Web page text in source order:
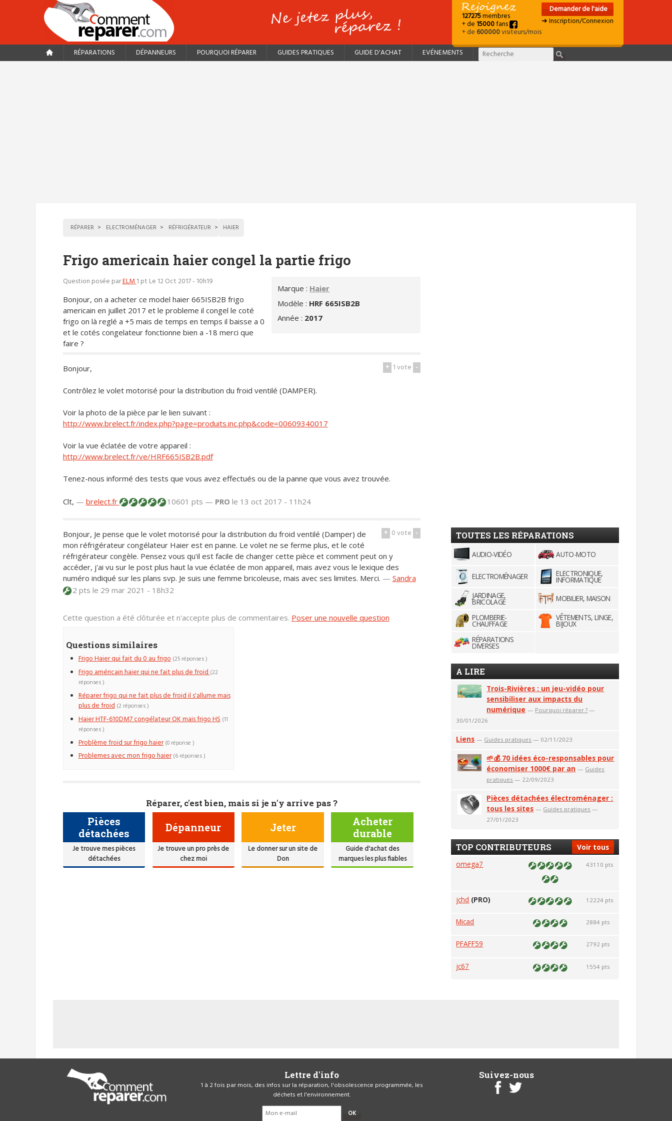
127275membres
+ de15000fans
+ de600000visiteurs/mois
Demander de l'aide
➜ Inscription/Connexion
RÉPARATIONS DÉPANNEURS POURQUOI RÉPARER GUIDES PRATIQUES GUIDE D'ACHAT EVÉNEMENTS
RÉPARER ELECTROMÉNAGER RÉFRIGÉRATEUR HAIER
Frigo americain haier congel la partie frigo
Marque : Haier
Modèle : HRF 665ISB2B
Année : 2017
Question posée parELM1 pt Le 12 Oct 2017 - 10h19
Bonjour, on a acheter ce model haier 665ISB2B frigo
americain en juillet 2017 et le probleme il congel le coté
frigo on là reglé a +5 mais de temps en temps il baisse a 0
et le cotés congelateur fonctionne bien a -18 merci que
faire ?
+ 1vote -
Bonjour,
Contrôlez le volet motorisé pour la distribution du froid ventilé (DAMPER).
Voir la photo de la pièce par le lien suivant :
http://www.brelect.fr/index.php?page=produits.inc.php&code=00609340017
Voir la vue éclatée de votre appareil :
http://www.brelect.fr/ve/HRF665ISB2B.pdf
Tenez-nous informé des tests que vous avez effectués ou de la panne que vous avez trouvée.
Clt, — brelect.fr 10601 pts — PRO le 13 oct 2017 - 11h24
+ 0vote -
Bonjour, Je pense que le volet motorisé pour la distribution du froid ventilé (Damper) de
mon réfrigérateur congélateur Haier est en panne. Le volet ne se ferme plus, et le coté
réfrigérateur congèle. Pensez vous qu'il est facile de changer cette pièce et comment peut on y
accéder, j'ai vu sur le post plus haut la vue éclatée de mon appareil, mais avez vous le lexique des
numéro indiqué sur les plans svp. Je suis une femme bricoleuse, mais avec ses limites. Merci. — Sandra
2 pts le 29 mar 2021 - 18h32
Cette question a été clôturée et n'accepte plus de commentaires. Poser une nouvelle question
Questions similaires
Frigo Haier qui fait du 0 au frigo (25 réponses )
Frigo américain haier qui ne fait plus de froid(22
réponses )
Réparer frigo qui ne fait plus de froid il s'allume mais
plus de froid (2 réponses )
Haier HTF-610DM7 congélateur OK mais frigo HS (11
réponses )
Problème froid sur frigo haier (0 réponse )
Problemes avec mon frigo haier (6 réponses )
Réparer, c'est bien, mais si je n'y arrive pas ?
Pièces
détachées
Je trouve mes pièces
détachées
Dépanneur
Je trouve un pro près de
chez moi
Jeter
Le donner sur un site de
Don
Acheter
durable
Guide d'achat des
marques les plus fiables
TOUTES LES RÉPARATIONS
AUDIO-VIDÉO AUTO-MOTO
ELECTROMÉNAGER ELECTRONIQUE,
INFORMATIQUE
JARDINAGE,
BRICOLAGE
MOBILIER, MAISON
PLOMBERIE-
CHAUFFAGE
VÊTEMENTS, LINGE,
BIJOUX
RÉPARATIONS
DIVERSES
A LIRE
Trois-Rivières : un jeu-vidéo pour
sensibiliser aux impacts du
numérique — Pourquoi réparer ? —
30/01/2026
Liens — Guides pratiques — 02/11/2023
🌱💰 70 idées éco-responsables pour
économiser 1000€ par an — Guides
pratiques — 22/09/2023
Pièces détachées électroménager :
tous les sites — Guides pratiques —
27/01/2023
Voir tous
TOP CONTRIBUTEURS
omega7 43110 pts
jchd (PRO) 12224 pts
Micad 2884 pts
PFAFF59 2792 pts
jc67 1554 pts
Lettre d'info
1 à 2 fois par mois, des infos sur la réparation, l'obsolescence programmée, les
déchets et l'environnement.
OK
Suivez-nous